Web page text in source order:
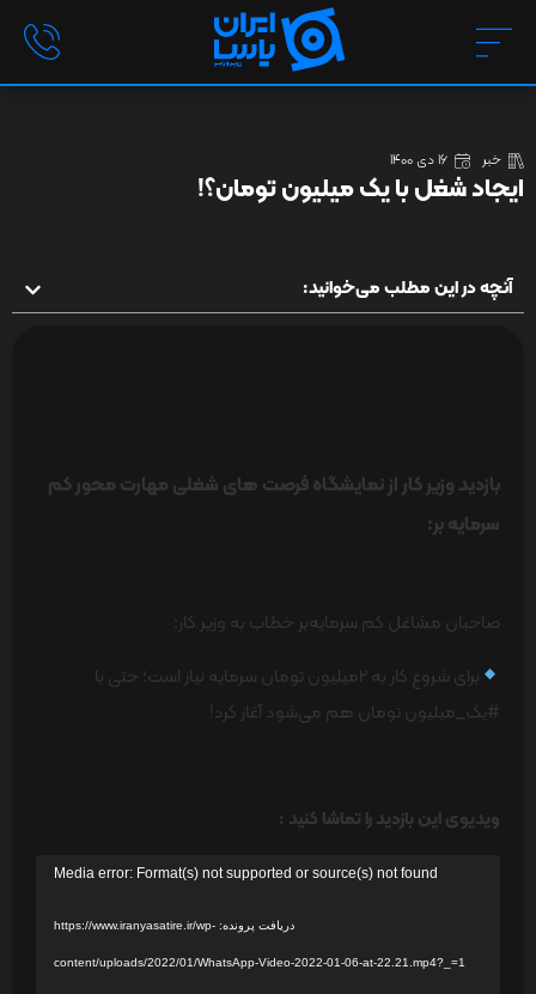
خبر 16 دی 1400
ایجاد شغل با یک میلیون تومان؟!
آنچه در این مطلب می‌خوانید:
بازدید وزیر کار از نمایشگاه فرصت های شغلی مهارت محور کم
سرمایه بر:
صاحبان مشاغل کم سرمایه‌بر خطاب به وزیر کار:
برای شروع کار به ۲میلیون تومان سرمایه نیاز است؛ حتی با
#یک_میلیون تومان هم می‌شود آغاز کرد!
ویدیوی این بازدید را تماشا کنید :
Media error: Format(s) not supported or source(s) not found
دریافت پرونده: https://www.iranyasatire.ir/wp-
content/uploads/2022/01/WhatsApp-Video-2022-01-06-at-22.21.mp4?_=1